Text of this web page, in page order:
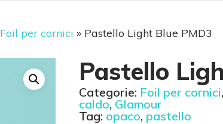
Foil per cornici » Pastello Light Blue PMD3
Pastello
Categorie: Foil per cornici,
caldo, Glamour
Tag: opaco, pastello